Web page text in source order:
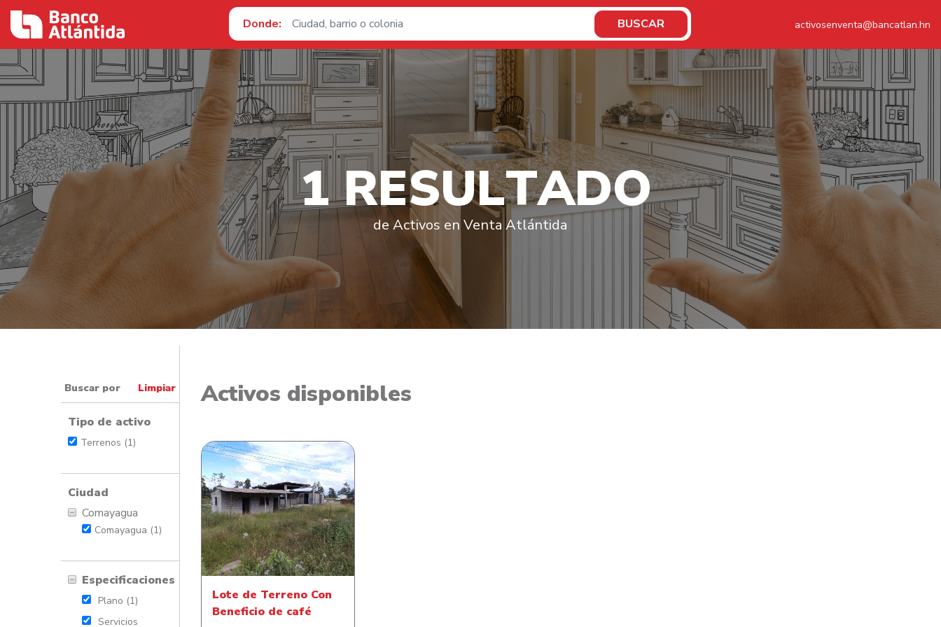
activosenventa@bancatlan.hn
Donde: BUSCAR
1 RESULTADO
de Activos en Venta Atlántida
Buscar por Limpiar
Tipo de activo
Terrenos (1)
Ciudad
Comayagua
Comayagua (1)
Especificaciones
Plano (1)
Servicios
Activos disponibles
Lote de Terreno Con
Beneficio de café
Lote de Terreno Con
Beneficio de café